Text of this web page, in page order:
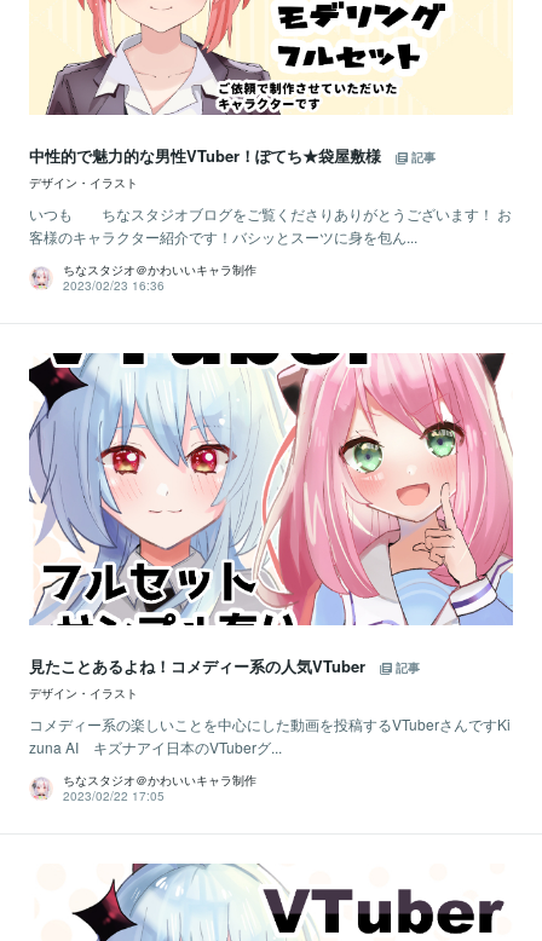
中性的で魅力的な男性VTuber！ぽてち★袋屋敷様
記事
デザイン・イラスト
いつも ちなスタジオブログをご覧くださりありがとうございます！ お
客様のキャラクター紹介です！バシッとスーツに身を包ん...
ちなスタジオ＠かわいいキャラ制作
2023/02/23 16:36
見たことあるよね！コメディー系の人気VTuber
記事
デザイン・イラスト
コメディー系の楽しいことを中心にした動画を投稿するVTuberさんですKi
zuna AI キズナアイ日本のVTuberグ...
ちなスタジオ＠かわいいキャラ制作
2023/02/22 17:05